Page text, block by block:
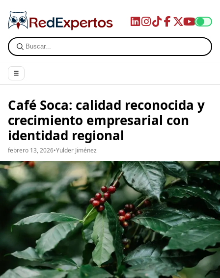
☰
Café Soca: calidad reconocida y
crecimiento empresarial con
identidad regional
febrero 13, 2026•Yulder Jiménez